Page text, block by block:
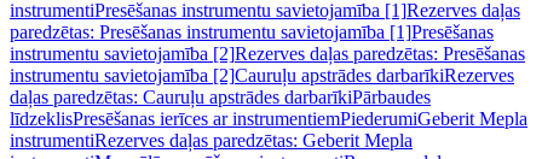
instrumentiPresēšanas instrumentu savietojamība [1]Rezerves daļas
paredzētas: Presēšanas instrumentu savietojamība [1]Presēšanas
instrumentu savietojamība [2]Rezerves daļas paredzētas: Presēšanas
instrumentu savietojamība [2]Cauruļu apstrādes darbarīkiRezerves
daļas paredzētas: Cauruļu apstrādes darbarīkiPārbaudes
līdzeklisPresēšanas ierīces ar instrumentiemPiederumiGeberit Mepla
instrumentiRezerves daļas paredzētas: Geberit Mepla